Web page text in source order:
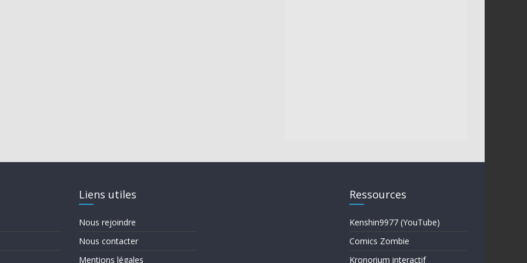
Liens utiles
Nous rejoindre
Nous contacter
Mentions légales
Ressources
Kenshin9977 (YouTube)
Comics Zombie
Kronorium interactif